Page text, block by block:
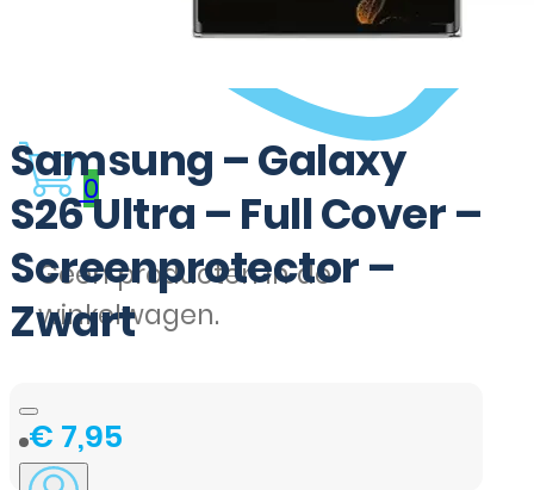
0
Geen producten in de
winkelwagen.
Samsung – Galaxy
S26 Ultra – Full Cover –
Screenprotector –
Zwart
€ 7,95